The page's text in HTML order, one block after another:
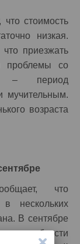
что стоимость
низкая.
приезжать
со
– период
мучительным.
возраста
что
в нескольких
В сентябре
в области